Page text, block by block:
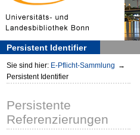
Persistent Identifier
Sie sind hier: E-Pflicht-Sammlung →
Persistent Identifier
Persistente
Referenzierungen